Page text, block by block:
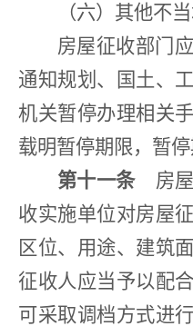
（六）其他不
房屋征收部门
通知规划、国土、
机关暂停办理相关
载明暂停期限，暂
第十一条
房
收实施单位对房屋
区位、用途、建筑
征收人应当予以配
可采取调档方式进